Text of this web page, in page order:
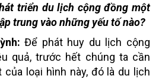
triển du lịch cộng đồng một
trung vào những yếu tố nào?
Để phát huy du lịch cộng
quả, trước hết chúng ta cần
loại hình này, đó là du lịch